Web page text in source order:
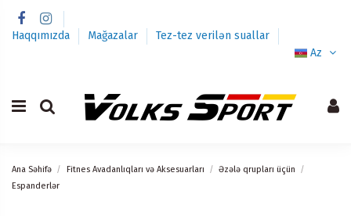
Haqqımızda Mağazalar
Tez-tez verilən suallar
Az
Ana Səhifə Fitnes Avadanlıqları və Aksesuarları
Əzələ qrupları üçün
Espanderlər